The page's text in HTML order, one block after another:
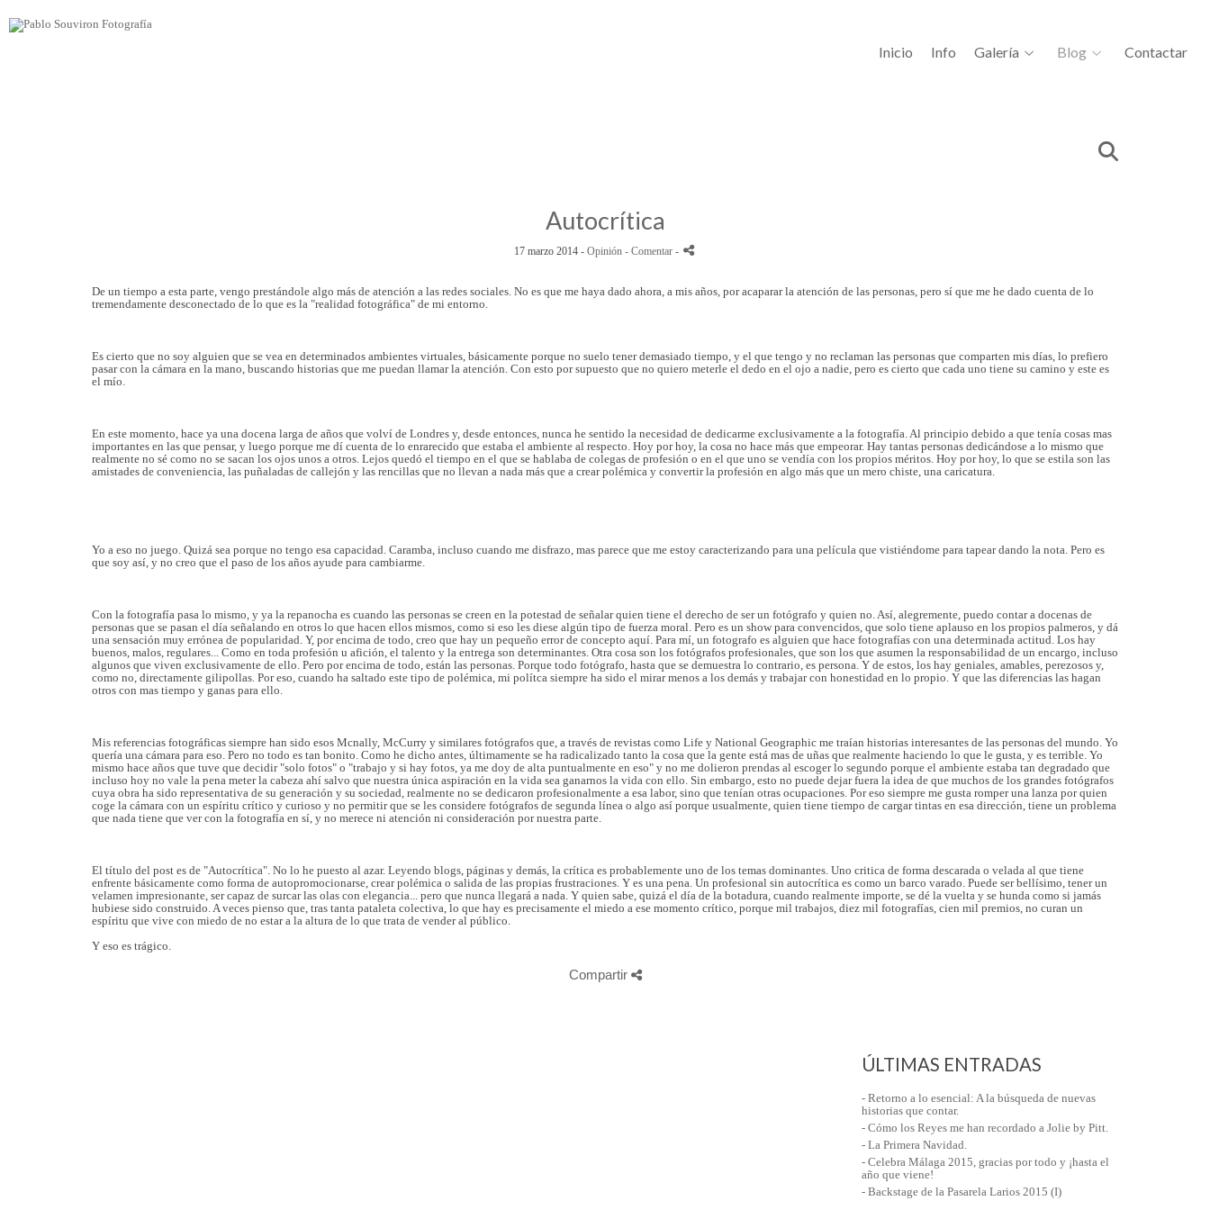
Inicio Info Galería Blog Contactar
Autocrítica
17 marzo 2014 - Opinión - Comentar -
De un tiempo a esta parte, vengo prestándole algo más de atención a las redes sociales. No es que me haya dado ahora, a mis años, por acaparar la atención de las personas, pero sí que me he dado cuenta de lo
tremendamente desconectado de lo que es la "realidad fotográfica" de mi entorno.
Es cierto que no soy alguien que se vea en determinados ambientes virtuales, básicamente porque no suelo tener demasiado tiempo, y el que tengo y no reclaman las personas que comparten mis días, lo prefiero
pasar con la cámara en la mano, buscando historias que me puedan llamar la atención. Con esto por supuesto que no quiero meterle el dedo en el ojo a nadie, pero es cierto que cada uno tiene su camino y este es
el mío.
En este momento, hace ya una docena larga de años que volví de Londres y, desde entonces, nunca he sentido la necesidad de dedicarme exclusivamente a la fotografía. Al principio debido a que tenía cosas mas
importantes en las que pensar, y luego porque me dí cuenta de lo enrarecido que estaba el ambiente al respecto. Hoy por hoy, la cosa no hace más que empeorar. Hay tantas personas dedicándose a lo mismo que
realmente no sé como no se sacan los ojos unos a otros. Lejos quedó el tiempo en el que se hablaba de colegas de profesión o en el que uno se vendía con los propios méritos. Hoy por hoy, lo que se estila son las
amistades de conveniencia, las puñaladas de callejón y las rencillas que no llevan a nada más que a crear polémica y convertir la profesión en algo más que un mero chiste, una caricatura.
Yo a eso no juego. Quizá sea porque no tengo esa capacidad. Caramba, incluso cuando me disfrazo, mas parece que me estoy caracterizando para una película que vistiéndome para tapear dando la nota. Pero es
que soy así, y no creo que el paso de los años ayude para cambiarme.
Con la fotografía pasa lo mismo, y ya la repanocha es cuando las personas se creen en la potestad de señalar quien tiene el derecho de ser un fotógrafo y quien no. Así, alegremente, puedo contar a docenas de
personas que se pasan el día señalando en otros lo que hacen ellos mismos, como si eso les diese algún tipo de fuerza moral. Pero es un show para convencidos, que solo tiene aplauso en los propios palmeros, y dá
una sensación muy errónea de popularidad. Y, por encima de todo, creo que hay un pequeño error de concepto aquí. Para mí, un fotografo es alguien que hace fotografías con una determinada actitud. Los hay
buenos, malos, regulares... Como en toda profesión u afición, el talento y la entrega son determinantes. Otra cosa son los fotógrafos profesionales, que son los que asumen la responsabilidad de un encargo, incluso
algunos que viven exclusivamente de ello. Pero por encima de todo, están las personas. Porque todo fotógrafo, hasta que se demuestra lo contrario, es persona. Y de estos, los hay geniales, amables, perezosos y,
como no, directamente gilipollas. Por eso, cuando ha saltado este tipo de polémica, mi polítca siempre ha sido el mirar menos a los demás y trabajar con honestidad en lo propio. Y que las diferencias las hagan
otros con mas tiempo y ganas para ello.
Mis referencias fotográficas siempre han sido esos Mcnally, McCurry y similares fotógrafos que, a través de revistas como Life y National Geographic me traían historias interesantes de las personas del mundo. Yo
quería una cámara para eso. Pero no todo es tan bonito. Como he dicho antes, últimamente se ha radicalizado tanto la cosa que la gente está mas de uñas que realmente haciendo lo que le gusta, y es terrible. Yo
mismo hace años que tuve que decidir "solo fotos" o "trabajo y si hay fotos, ya me doy de alta puntualmente en eso" y no me dolieron prendas al escoger lo segundo porque el ambiente estaba tan degradado que
incluso hoy no vale la pena meter la cabeza ahí salvo que nuestra única aspiración en la vida sea ganarnos la vida con ello. Sin embargo, esto no puede dejar fuera la idea de que muchos de los grandes fotógrafos
cuya obra ha sido representativa de su generación y su sociedad, realmente no se dedicaron profesionalmente a esa labor, sino que tenían otras ocupaciones. Por eso siempre me gusta romper una lanza por quien
coge la cámara con un espíritu crítico y curioso y no permitir que se les considere fotógrafos de segunda línea o algo así porque usualmente, quien tiene tiempo de cargar tintas en esa dirección, tiene un problema
que nada tiene que ver con la fotografía en sí, y no merece ni atención ni consideración por nuestra parte.
El título del post es de "Autocrítica". No lo he puesto al azar. Leyendo blogs, páginas y demás, la crítica es probablemente uno de los temas dominantes. Uno critica de forma descarada o velada al que tiene
enfrente básicamente como forma de autopromocionarse, crear polémica o salida de las propias frustraciones. Y es una pena. Un profesional sin autocrítica es como un barco varado. Puede ser bellísimo, tener un
velamen impresionante, ser capaz de surcar las olas con elegancia... pero que nunca llegará a nada. Y quien sabe, quizá el día de la botadura, cuando realmente importe, se dé la vuelta y se hunda como si jamás
hubiese sido construido. A veces pienso que, tras tanta pataleta colectiva, lo que hay es precisamente el miedo a ese momento crítico, porque mil trabajos, diez mil fotografías, cien mil premios, no curan un
espíritu que vive con miedo de no estar a la altura de lo que trata de vender al público.
Y eso es trágico.
Compartir
ÚLTIMAS ENTRADAS
- Retorno a lo esencial: A la búsqueda de nuevas
historias que contar.
- Cómo los Reyes me han recordado a Jolie by Pitt.
- La Primera Navidad.
- Celebra Málaga 2015, gracias por todo y ¡hasta el
año que viene!
- Backstage de la Pasarela Larios 2015 (I)